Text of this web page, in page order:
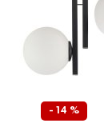
- 14 %